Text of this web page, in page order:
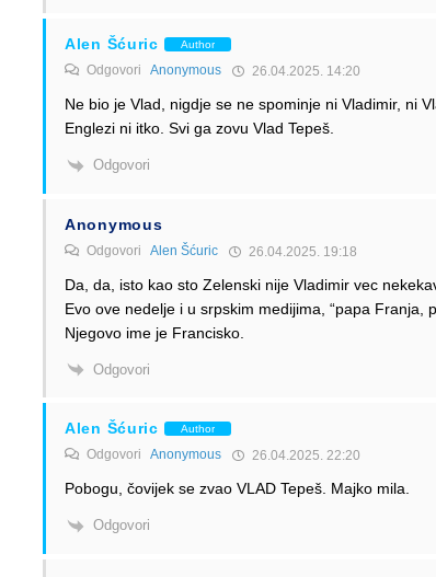
Alen Šćuric Author
Odgovori Anonymous 26.04.2025. 14:20
Ne bio je Vlad, nigdje se ne spominje ni Vladimir, ni
Englezi ni itko. Svi ga zovu Vlad Tepeš.
Odgovori
Anonymous
Odgovori Alen Šćuric 26.04.2025. 19:18
Da, da, isto kao sto Zelenski nije Vladimir vec
Evo ove nedelje i u srpskim medijima, “papa Franja,
Njegovo ime je Francisko.
Odgovori
Alen Šćuric Author
Odgovori Anonymous 26.04.2025. 22:20
Pobogu, čovijek se zvao VLAD Tepeš. Majko mila.
Odgovori